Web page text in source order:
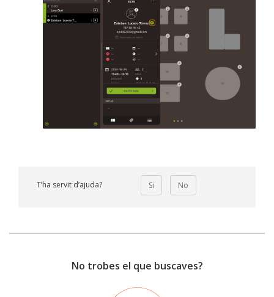
T’ha servit d’ajuda? Si No
No trobes el que buscaves?